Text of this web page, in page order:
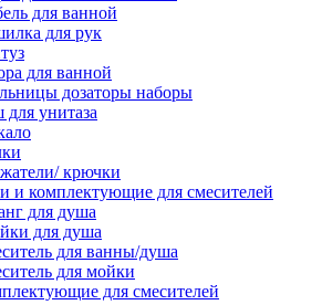
для ванной
для рук
для ванной
дозаторы наборы
унитаза
крючки
и комплектующие для смесителей
для душа
для душа
для ванны/душа
для мойки
для смесителей